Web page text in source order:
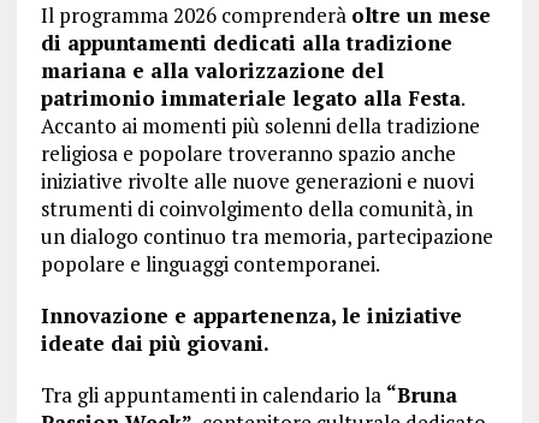
Il programma 2026 comprenderà oltre un mese
di appuntamenti dedicati alla tradizione
mariana e alla valorizzazione del
patrimonio immateriale legato alla Festa.
Accanto ai momenti più solenni della tradizione
religiosa e popolare troveranno spazio anche
iniziative rivolte alle nuove generazioni e nuovi
strumenti di coinvolgimento della comunità, in
un dialogo continuo tra memoria, partecipazione
popolare e linguaggi contemporanei.
Innovazione e appartenenza, le iniziative
ideate dai più giovani.
Tra gli appuntamenti in calendario la“Bruna